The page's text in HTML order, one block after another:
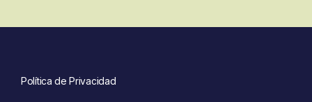
Política de Privacidad